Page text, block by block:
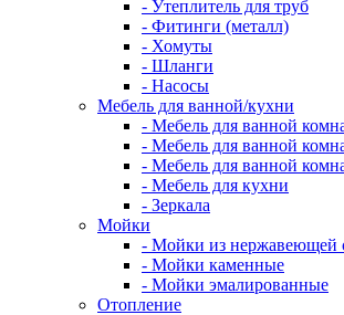
- Утеплитель для труб
- Фитинги (металл)
- Хомуты
- Шланги
- Насосы
Мебель для ванной/кухни
- Мебель для ванной
- Мебель для ванной
- Мебель для ванной
- Мебель для кухни
- Зеркала
Мойки
- Мойки из нержавеющей
- Мойки каменные
- Мойки эмалированные
Отопление